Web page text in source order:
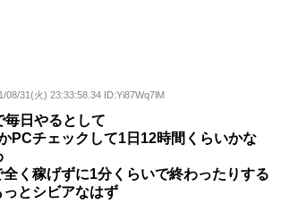
08/31(火) 23:33:58.34 ID:Yi87Wq7lM
毎日やるとして
PCチェックして1日12時間くらいかな
く稼げずに1分くらいで終わったりする
とシビアなはず